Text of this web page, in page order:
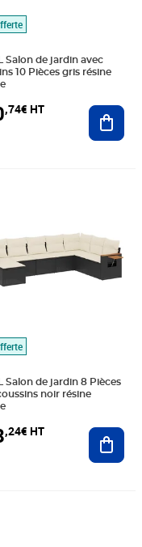
Salon de jardin avec
10 Pièces gris résine
,74€ HT
Salon de jardin 8 Pièces
noir résine
,24€ HT